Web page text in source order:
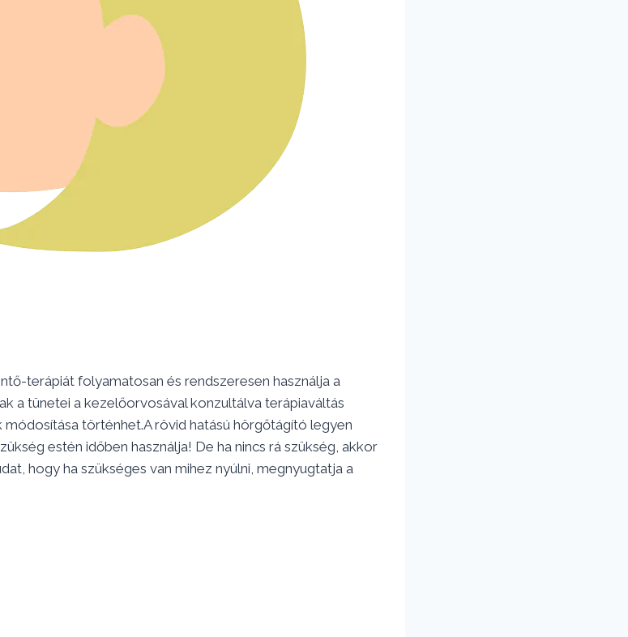
terápiát folyamatosan és rendszeresen használja a
a tünetei a kezelőorvosával konzultálva terápiaváltás
történhet.A rövid hatású hörgőtágító legyen
estén időben használja! De ha nincs rá szükség, akkor
hogy ha szükséges van mihez nyúlni, megnyugtatja a